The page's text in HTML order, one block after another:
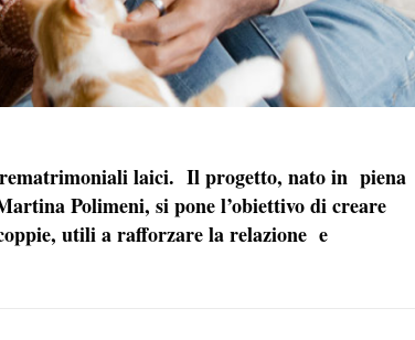
laici. Il progetto, nato in piena
Polimeni, si pone l’obiettivo di creare
utili a rafforzare la relazione e